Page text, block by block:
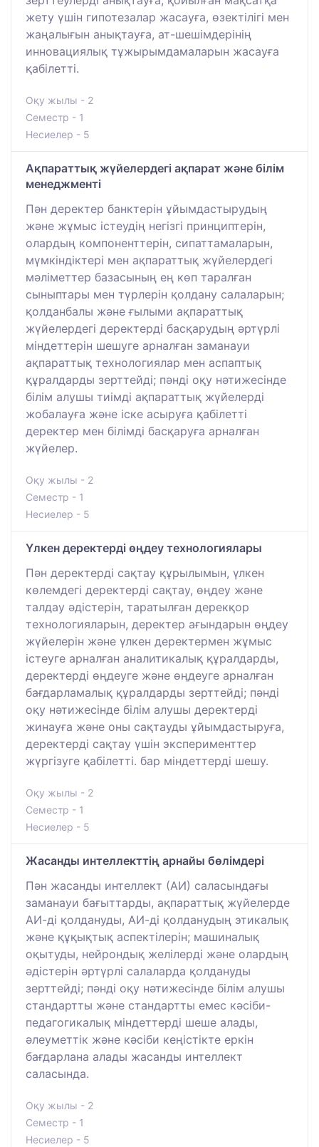
жету үшін гипотезалар жасауға, өзектілігі мен
жаңалығын анықтауға, ат-шешімдерінің
инновациялық тұжырымдамаларын жасауға
қабілетті.
Оқу жылы - 2
Семестр - 1
Несиелер - 5
Ақпараттық жүйелердегі ақпарат және білім
менеджменті
Пән деректер банктерін ұйымдастырудың
және жұмыс істеудің негізгі принциптерін,
олардың компоненттерін, сипаттамаларын,
мүмкіндіктері мен ақпараттық жүйелердегі
мәліметтер базасының ең көп таралған
сыныптары мен түрлерін қолдану салаларын;
қолданбалы және ғылыми ақпараттық
жүйелердегі деректерді басқарудың әртүрлі
міндеттерін шешуге арналған заманауи
ақпараттық технологиялар мен аспаптық
құралдарды зерттейді; пәнді оқу нәтижесінде
білім алушы тиімді ақпараттық жүйелерді
жобалауға және іске асыруға қабілетті
деректер мен білімді басқаруға арналған
жүйелер.
Оқу жылы - 2
Семестр - 1
Несиелер - 5
Үлкен деректерді өңдеу технологиялары
Пән деректерді сақтау құрылымын, үлкен
көлемдегі деректерді сақтау, өңдеу және
талдау әдістерін, таратылған дерекқор
технологияларын, деректер ағындарын өңдеу
жүйелерін және үлкен деректермен жұмыс
істеуге арналған аналитикалық құралдарды,
деректерді өңдеуге және өңдеуге арналған
бағдарламалық құралдарды зерттейді; пәнді
оқу нәтижесінде білім алушы деректерді
жинауға және оны сақтауды ұйымдастыруға,
деректерді сақтау үшін эксперименттер
жүргізуге қабілетті. бар міндеттерді шешу.
Оқу жылы - 2
Семестр - 1
Несиелер - 5
Жасанды интеллекттің арнайы бөлімдері
Пән жасанды интеллект (АИ) саласындағы
заманауи бағыттарды, ақпараттық жүйелерде
АИ-ді қолдануды, АИ-ді қолданудың этикалық
және құқықтық аспектілерін; машиналық
оқытуды, нейрондық желілерді және олардың
әдістерін әртүрлі салаларда қолдануды
зерттейді; пәнді оқу нәтижесінде білім алушы
стандартты және стандартты емес кәсіби-
педагогикалық міндеттерді шеше алады,
әлеуметтік және кәсіби кеңістікте еркін
бағдарлана алады жасанды интеллект
саласында.
Оқу жылы - 2
Семестр - 1
Несиелер - 5